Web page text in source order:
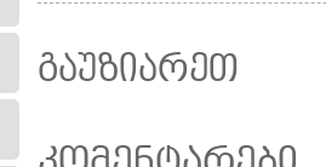
გაუზიარეთ